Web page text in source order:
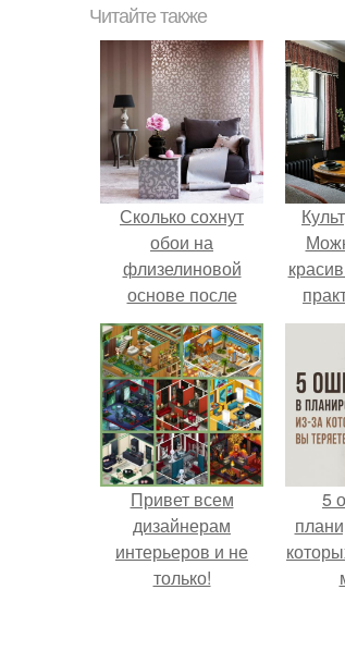
Читайте также
Сколько сохнут
обои на
флизелиновой
основе после
поклейки. Когда
высохнет клей?
Привет всем
дизайнерам
интерьеров и не
только!
5